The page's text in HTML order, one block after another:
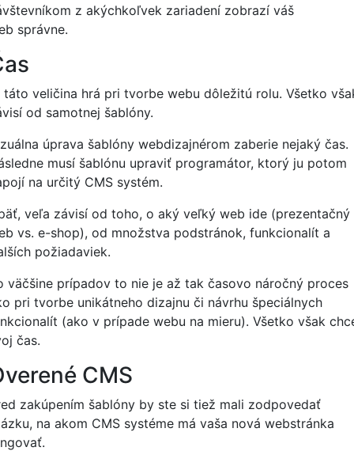
z akýchkoľvek zariadení zobrazí váš
správne.
táto veličina hrá pri tvorbe webu dôležitú rolu. Všetko
od samotnej šablóny.
úprava šablóny webdizajnérom zaberie nejaký čas.
musí šablónu upraviť programátor, ktorý ju potom
na určitý CMS systém.
veľa závisí od toho, o aký veľký web ide (prezentačný
vs. e-shop), od množstva podstránok, funkcionalít a
požiadaviek.
väčšine prípadov to nie je až tak časovo náročný proces
pri tvorbe unikátneho dizajnu či návrhu špeciálnych
(ako v prípade webu na mieru). Všetko však
čas.
CMS
zakúpením šablóny by ste si tiež mali zodpovedať
na akom CMS systéme má vaša nová webstránka